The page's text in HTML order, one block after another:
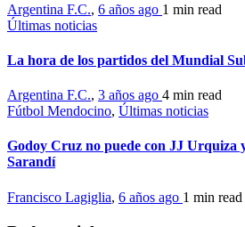
Argentina F.C., 6 años ago 1 min read
Últimas noticias
La hora de los partidos del Mundial
Argentina F.C., 3 años ago 4 min read
Fútbol Mendocino, Últimas noticias
Godoy Cruz no puede con JJ Urquiza
Sarandí
Francisco Lagiglia, 6 años ago 1 min read